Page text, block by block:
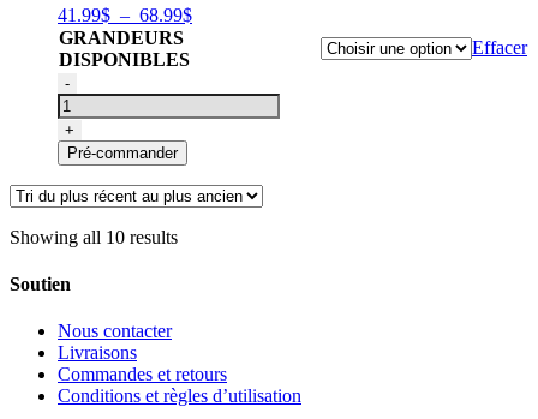
Hill's
41.99$ – 68.99$Plage
à
68.99$
GRANDEURS
DISPONIBLES
Effacer
quantité
de
Nourrirure
pour
chatons,
développement
sain,
Science
Diet
Hill's
-
+
Pré-commander
Showing all 10 results
Soutien
Nous contacter
Livraisons
Commandes et retours
Conditions et règles d’utilisation